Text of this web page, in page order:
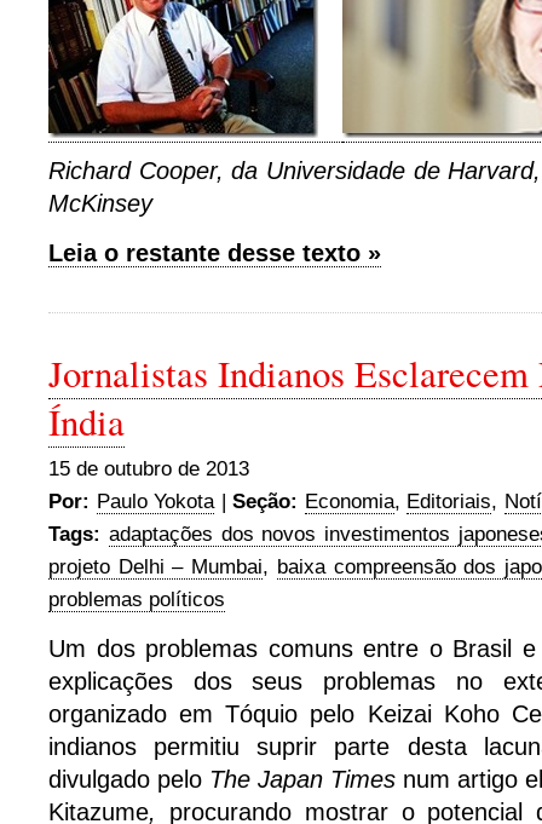
Richard Cooper, da Universidade de
McKinsey
Leia o restante desse texto »
Jornalistas Indianos Esclarecem
Índia
15 de outubro de 2013
Por: Paulo Yokota| Seção: Economia, Editoriais,
Tags: adaptações dos novos investimentos
projeto Delhi – Mumbai, baixa compreensão dos
problemas políticos
Um dos problemas comuns entre o Brasil
explicações dos seus problemas no
organizado em Tóquio pelo Keizai Koho
indianos permitiu suprir parte desta
divulgado pelo The Japan Times num artigo
Kitazume, procurando mostrar o potencial